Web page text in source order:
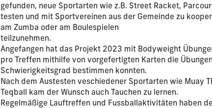
gefunden, neue Sportarten wie z.B. Street Racket,
testen und mit Sportvereinen aus der Gemeinde zu
am Zumba oder am Boulespielen
teilzunehmen.
Angefangen hat das Projekt 2023 mit Bodyweight
pro Treffen mithilfe von vorgefertigten Karten die
Schwierigkeitsgrad bestimmen konnten.
Nach dem Austesten veschiedener Sportarten wie Muay
Teqball kam der Wunsch auch Tauchen zu lernen.
Regelmäßige Lauftreffen und Fussballaktivitäten haben